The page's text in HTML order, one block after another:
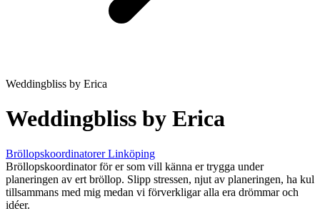
Weddingbliss by Erica
Weddingbliss by Erica
BröllopskoordinatorerLinköping
Bröllopskoordinator för er som vill känna er trygga under
planeringen av ert bröllop. Slipp stressen, njut av planeringen, ha kul
tillsammans med mig medan vi förverkligar alla era drömmar och
idéer.